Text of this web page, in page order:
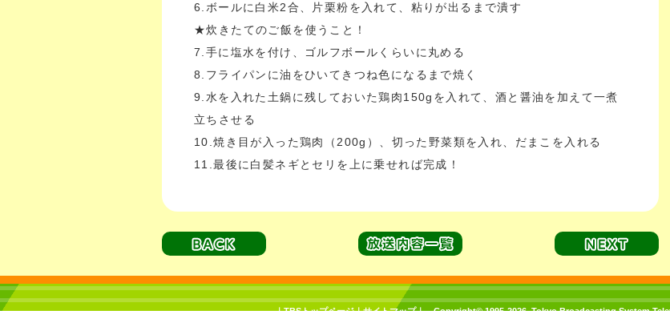
6.ボールに白米2合、片栗粉を入れて、粘りが出るまで潰す
★炊きたてのご飯を使うこと！
7.手に塩水を付け、ゴルフボールくらいに丸める
8.フライパンに油をひいてきつね色になるまで焼く
9.水を入れた土鍋に残しておいた鶏肉150gを入れて、酒と醤油を加えて一煮
立ちさせる
10.焼き目が入った鶏肉（200g）、切った野菜類を入れ、だまこを入れる
11.最後に白髪ネギとセリを上に乗せれば完成！